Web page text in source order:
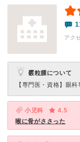
アク
霰粒腫について
【専門医・資格】 眼科
小児科
4.5
喉に骨がささった